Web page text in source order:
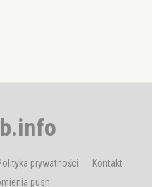
prywatności
Kontakt
push